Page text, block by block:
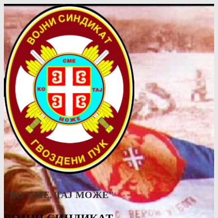
"КО СМЕ, ТАJ МОЖЕ"